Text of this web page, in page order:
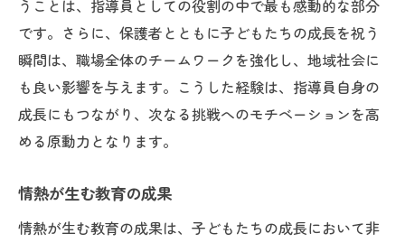
うことは、指導員としての役割の中で最も感動的な部分
です。さらに、保護者とともに子どもたちの成長を祝う
瞬間は、職場全体のチームワークを強化し、地域社会に
も良い影響を与えます。こうした経験は、指導員自身の
成長にもつながり、次なる挑戦へのモチベーションを高
める原動力となります。
情熱が生む教育の成果
情熱が生む教育の成果は、子どもたちの成長において非